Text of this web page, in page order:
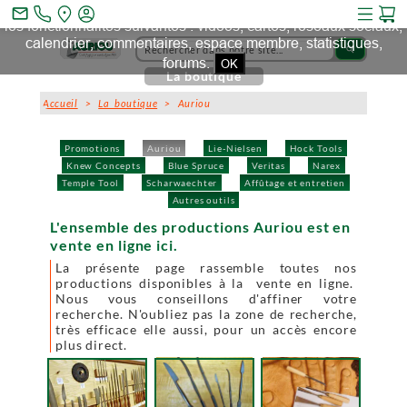
search
Promotions Auriou Lie-Nielsen
Hock Tools
Knew Concepts
Blue Spruce Veritas
Narex
Temple Tool
Scharwaechter
Affûtage et entretien
Autres outils
La boutique
Accueil >La boutique > Auriou
L'ensemble des productions Auriou est en
vente en ligne ici.
La présente page rassemble toutes nos
productions disponibles à la vente en ligne.
Nous vous conseillons d'affiner votre
recherche. N'oubliez pas la zone de recherche,
très efficace elle aussi, pour un accès encore
plus direct.
mail_outline
Ce site et des sites tiers qu'il utilise collectent des cookies pour
les fonctionnalités suivantes : vidéos, cartes, réseaux sociaux,
calendrier, commentaires, espace membre, statistiques,
forums. OK